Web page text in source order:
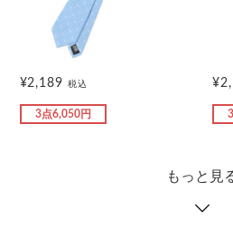
¥2,189税込
3点6,050円
もっと見